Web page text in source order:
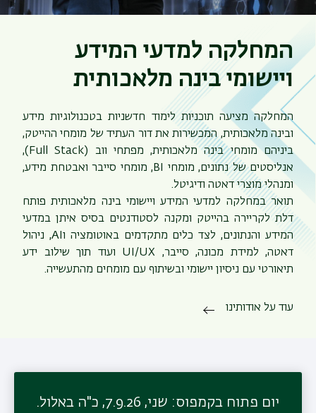
המחלקה למדעי המידע
ויישומי בינה מלאכותית
המחלקה מציעה תוכניות לימוד חדשניות בטכנולוגיות מידע
ובינה מלאכותית, המכשירות את דור העתיד של מומחי ההייטק,
ביניהם מומחי בינה מלאכותית, מפתחי ווב (Full Stack),
אנליסטים של נתונים, מומחי BI, מומחי סייבר ואבטחת מידע,
ומנהלי מוצרי דאטה ודיגיטל.
תואר במחלקה למדעי המידע ויישומי בינה מלאכותית פותח
דלת לקריירה בהייטק ומקנה לסטודנטים בסיס איתן במדעי
המידע והנתונים, לצד כלים מתקדמים באוטומציה וAI, ניהול
דאטה, למידת מכונה, סייבר, UI/UX ועוד תוך שילוב ידע
תיאורטי עם ניסיון יישומי ובשיתוף עם מומחים מהתעשייה.
עוד על אודותינו
יום פתוח בקמפוס: שני, 7.9.26, כ"ה באלול.